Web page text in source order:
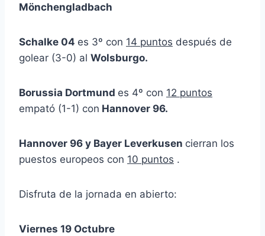
Mönchengladbach
Schalke 04 es 3º con 14 puntos después de
golear (3-0) al Wolsburgo.
Borussia Dortmund es 4º con 12 puntos
empató (1-1) con Hannover 96.
Hannover 96 y Bayer Leverkusen cierran los
puestos europeos con 10 puntos .
Disfruta de la jornada en abierto:
Viernes 19 Octubre